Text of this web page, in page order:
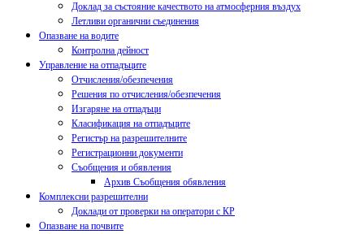
Доклад за състояние качеството на атмосферния въздух
Летливи органични съединения
Опазване на водите
Контролна дейност
Управление на отпадъците
Отчисления/обезпечения
Решения по отчисления/обезпечения
Изгаряне на отпадъци
Класификация на отпадъците
Регистър на разрешителните
Регистрационни документи
Съобщения и обявления
Архив Съобщения обявления
Комплексни разрешителни
Доклади от проверки на оператори с КР
Опазване на почвите